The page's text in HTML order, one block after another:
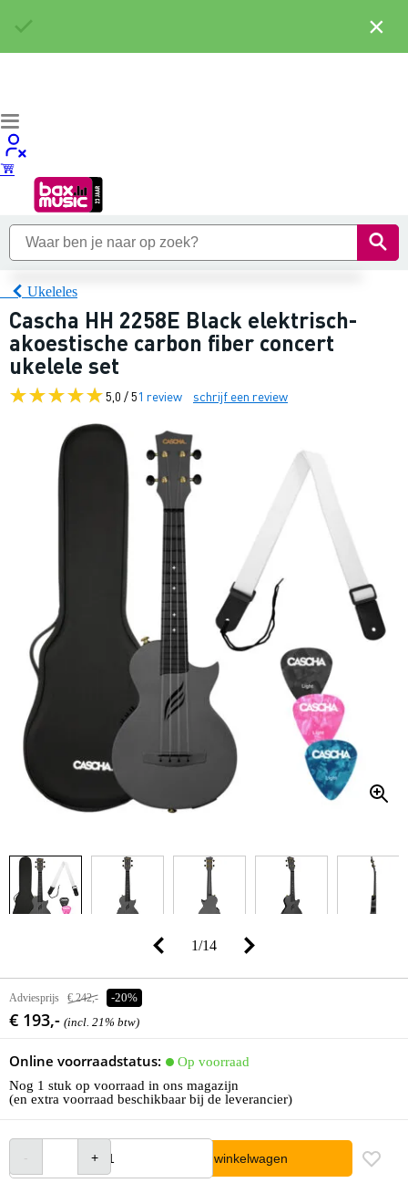
Ukeleles
Cascha HH 2258E Black elektrisch-
akoestische carbon fiber concert
ukelele set
5,0 / 51 review schrijf een review
1/14
Adviesprijs € 242,- -20%
€ 193,- (incl. 21% btw)
Online voorraadstatus:
Op voorraad
Nog 1 stuk op voorraad in ons magazijn
(en extra voorraad beschikbaar bij de leverancier)
In winkelwagen
×